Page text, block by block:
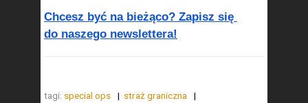
Chcesz być na bieżąco? Zapisz się
do naszego newslettera!
tagi: special ops
straż graniczna